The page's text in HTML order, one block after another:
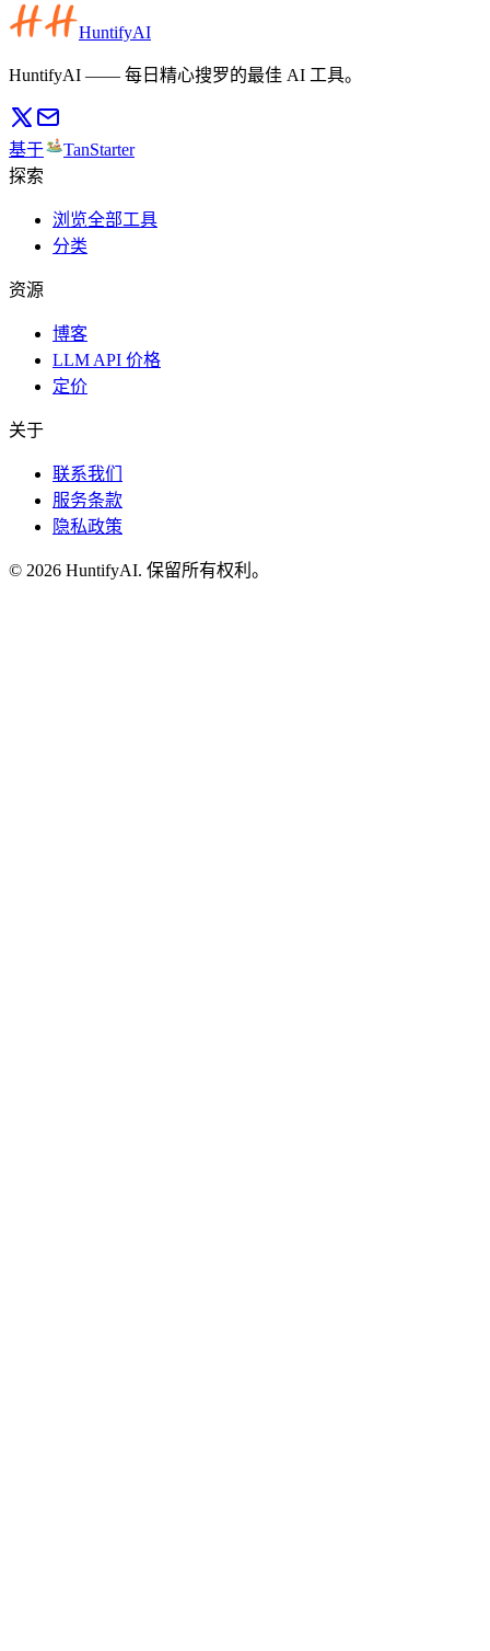
HuntifyAI
HuntifyAI —— 每日精心搜罗的最佳 AI 工具。
基于
TanStarter
探索
浏览全部工具
分类
资源
博客
LLM API 价格
定价
关于
联系我们
服务条款
隐私政策
© 2026 HuntifyAI. 保留所有权利。